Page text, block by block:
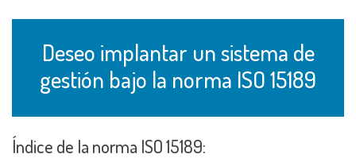
Deseo implantar un sistema de
gestión bajo la norma ISO 15189
Índice de la norma ISO 15189: